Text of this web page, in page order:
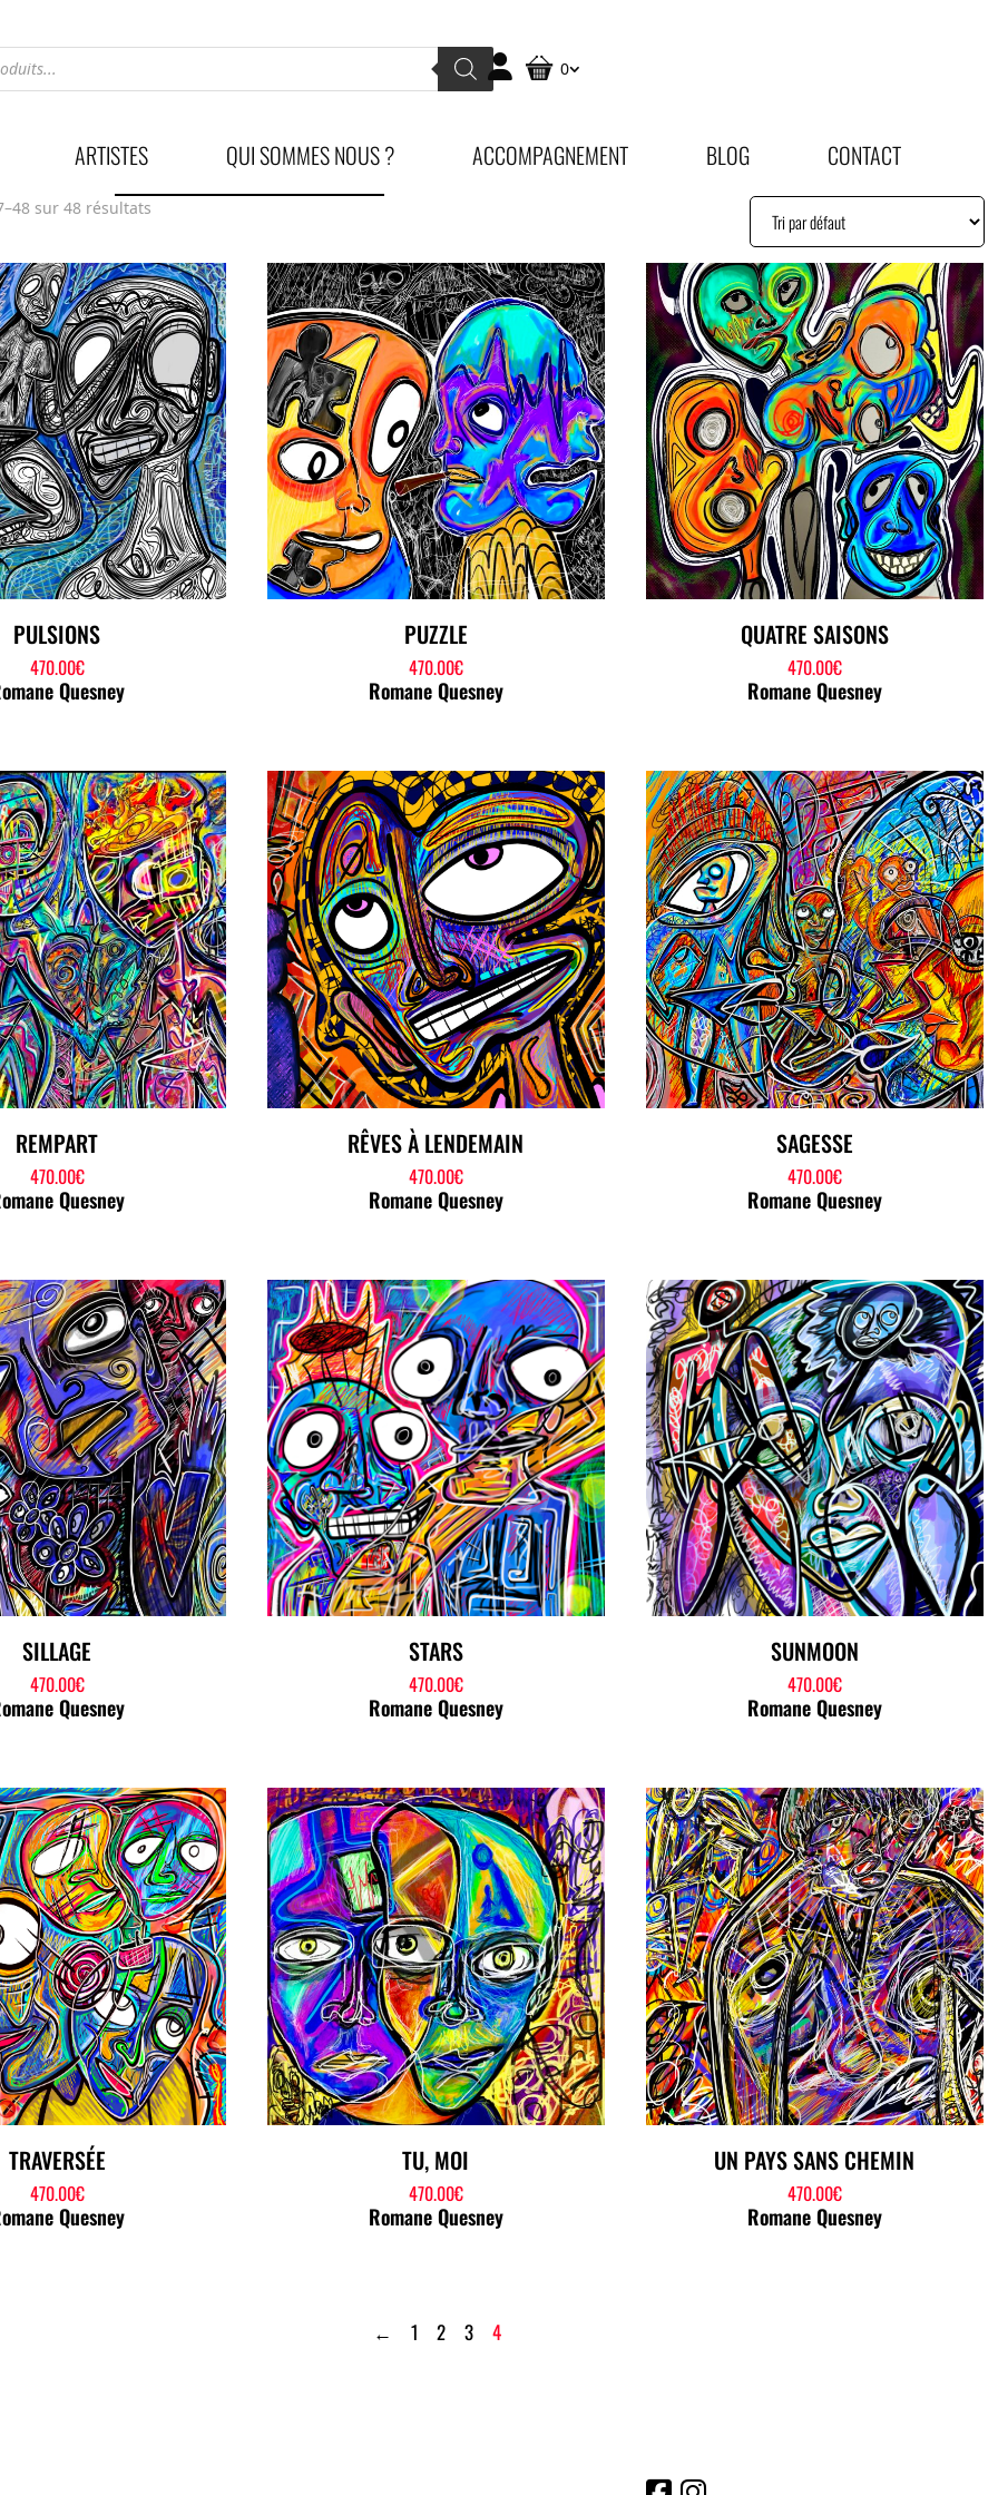
0
ARTISTES QUI SOMMES NOUS ? ACCOMPAGNEMENT BLOG CONTACT
sur 48 résultats
PULSIONS
470.00€
Quesney
PUZZLE
470.00€
Romane Quesney
QUATRE SAISONS
470.00€
Romane Quesney
REMPART
470.00€
Quesney
RÊVES À LENDEMAIN
470.00€
Romane Quesney
SAGESSE
470.00€
Romane Quesney
SILLAGE
470.00€
Quesney
STARS
470.00€
Romane Quesney
SUNMOON
470.00€
Romane Quesney
TRAVERSÉE
470.00€
Quesney
TU, MOI
470.00€
Romane Quesney
UN PAYS SANS CHEMIN
470.00€
Romane Quesney
← 1 2 3 4